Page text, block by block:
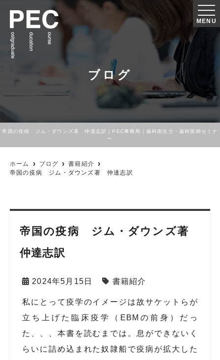
MENU
ブログ
帝国の疫病 ジム・ダウンズ著 仲達志訳｜PEC事務局｜歯科衛生士・歯科医師セミナ
ー
ホーム ブログ
書籍紹介
帝国の疫病 ジム・ダウンズ著 仲達志訳
帝国の疫病 ジム・ダウンズ著
仲達志訳
2024年5月15日 書籍紹介
私にとって疫学のイメージは故サケットらが
立ち上げた臨床疫学（ EBM の前身）だっ
た、、、本書を読むまでは。息ができないく
らいに詰め込まれた奴隷船で疫病が拡大した